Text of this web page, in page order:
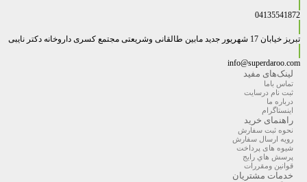
04135541872
تبریز خیابان 17 شهریور جدید مابین طالقانی وشریعتی مجتمع کسری داروخانه دکتر نایبی
info@superdaroo.com
لینک‌های مفید
تماس باما
ثبت نام درسایت
درباره ما
اینستاگرام
راهنمای خرید
نحوه ثبت سفارش
رویه ارسال سفارش
شیوه های پرداخت
پرسش هاي رايج
قوانین ومقررات
خدمات مشتریان